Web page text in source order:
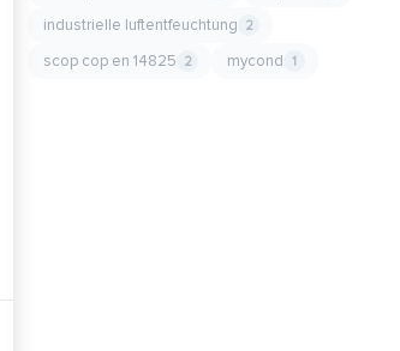
industrielle luftentfeuchtung 2
scop cop en 14825 2 mycond 1